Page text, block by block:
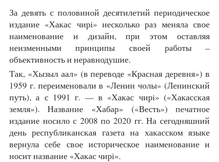
За девять с половиной десятилетий периодическое
издание «Хакас чирi» несколько раз меняла свое
наименование и дизайн, при этом оставляя
неизменными принципы своей работы –
объективность и неравнодушие.
Так, «Хызыл аал» (в переводе «Красная деревня») в
1959 г. переименовали в «Ленин чолы» (Ленинский
путь), а с 1991 г. — в «Хакас чирi» («Хакасская
земля»). Название «Хабар» («Весть») печатное
издание носило с 2008 по 2020 гг. На сегодняшний
день республиканская газета на хакасском языке
вернула себе свое историческое наименование и
носит название «Хакас чирi».